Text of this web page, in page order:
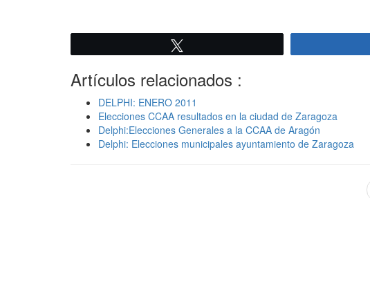
Artículos relacionados :
DELPHI: ENERO 2011
Elecciones CCAA resultados en la ciudad de Zaragoza
Delphi:Elecciones Generales a la CCAA de Aragón
Delphi: Elecciones municipales ayuntamiento de Zaragoza